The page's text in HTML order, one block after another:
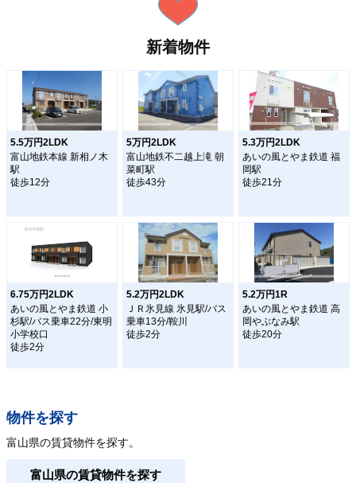
新着物件
5.5万円2LDK
富山地鉄本線 新相ノ木
駅
徒歩12分
5万円2LDK
富山地鉄不二越上滝 朝
菜町駅
徒歩43分
5.3万円2LDK
あいの風とやま鉄道 福
岡駅
徒歩21分
6.75万円2LDK
あいの風とやま鉄道 小
杉駅/バス乗車22分/東明
小学校口
徒歩2分
5.2万円2LDK
ＪＲ氷見線 氷見駅/バス
乗車13分/鞍川
徒歩2分
5.2万円1R
あいの風とやま鉄道 高
岡やぶなみ駅
徒歩20分
物件を探す
富山県の賃貸物件を探す。
富山県の賃貸物件を探す